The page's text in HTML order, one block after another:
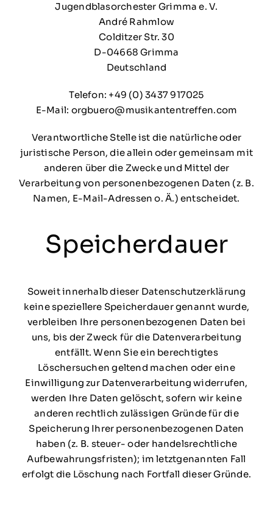
Jugendblasorchester Grimma e. V.
André Rahmlow
Colditzer Str. 30
D-04668 Grimma
Deutschland
Telefon: +49 (0) 3437 917025
E-Mail: orgbuero@musikantentreffen.com
Verantwortliche Stelle ist die natürliche oder
juristische Person, die allein oder gemeinsam mit
anderen über die Zwecke und Mittel der
Verarbeitung von personenbezogenen Daten (z. B.
Namen, E-Mail-Adressen o. Ä.) entscheidet.
Speicherdauer
Soweit innerhalb dieser Datenschutzerklärung
keine speziellere Speicherdauer genannt wurde,
verbleiben Ihre personenbezogenen Daten bei
uns, bis der Zweck für die Datenverarbeitung
entfällt. Wenn Sie ein berechtigtes
Löschersuchen geltend machen oder eine
Einwilligung zur Datenverarbeitung widerrufen,
werden Ihre Daten gelöscht, sofern wir keine
anderen rechtlich zulässigen Gründe für die
Speicherung Ihrer personenbezogenen Daten
haben (z. B. steuer- oder handelsrechtliche
Aufbewahrungsfristen); im letztgenannten Fall
erfolgt die Löschung nach Fortfall dieser Gründe.